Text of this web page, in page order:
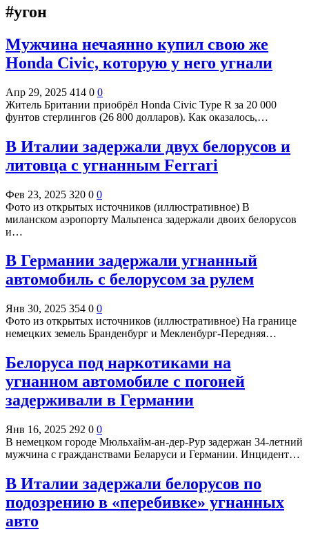
#угон
Мужчина нечаянно купил свою же
Honda Civic, которую у него угнали
Апр 29, 2025 414 0 0
Житель Британии приобрёл Honda Civic Type R за 20 000
фунтов стерлингов (26 800 долларов). Как оказалось,…
В Италии задержали двух белорусов и
литовца с угнанным Ferrari
Фев 23, 2025 320 0 0
Фото из открытых источников (иллюстративное) В
миланском аэропорту Мальпенса задержали двоих белорусов
и…
В Германии задержали угнанный
автомобиль с белорусом за рулем
Янв 30, 2025 354 0 0
Фото из открытых источников (иллюстративное) На границе
немецких земель Бранденбург и Мекленбург-Передняя…
Белоруса под наркотиками на
угнанном автомобиле с погоней
задерживали в Германии
Янв 16, 2025 292 0 0
В немецком городе Мюльхайм-ан-дер-Рур задержан 34-летний
мужчина с гражданствами Беларуси и Германии. Инцидент…
В Италии задержали белорусов по
подозрению в «перебивке» угнанных
авто